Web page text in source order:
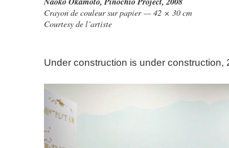
Crayon de couleur sur papier — 42 × 30 cm
Courtesy de l’artiste
Under construction is under construction,